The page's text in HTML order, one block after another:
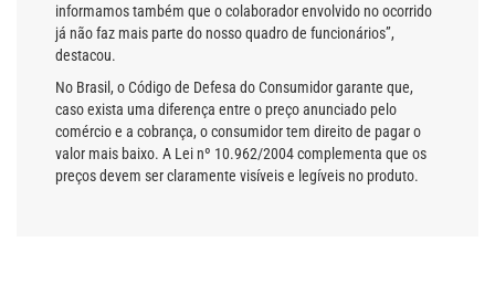
informamos também que o colaborador envolvido no ocorrido
já não faz mais parte do nosso quadro de funcionários”,
destacou.
No Brasil, o Código de Defesa do Consumidor garante que,
caso exista uma diferença entre o preço anunciado pelo
comércio e a cobrança, o consumidor tem direito de pagar o
valor mais baixo. A Lei nº 10.962/2004 complementa que os
preços devem ser claramente visíveis e legíveis no produto.